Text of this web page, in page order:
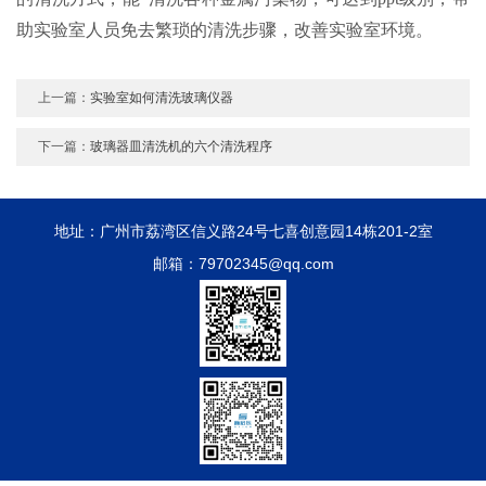
助实验室人员免去繁琐的清洗步骤，改善实验室环境。
上一篇：实验室如何清洗玻璃仪器
下一篇：玻璃器皿清洗机的六个清洗程序
地址：广州市荔湾区信义路24号七喜创意园14栋201-2室
邮箱：79702345@qq.com